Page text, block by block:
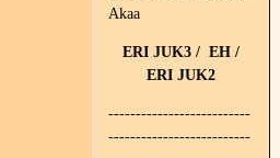
Akaa
ERI JUK3 / EH /
ERI JUK2
--------------------------
--------------------------